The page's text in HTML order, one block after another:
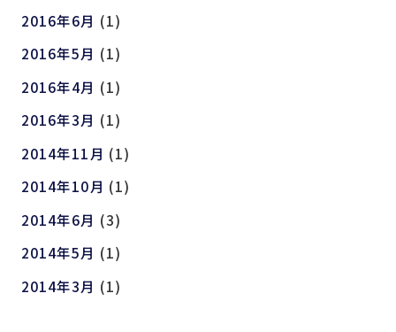
2016年6月 (1)
2016年5月 (1)
2016年4月 (1)
2016年3月 (1)
2014年11月 (1)
2014年10月 (1)
2014年6月 (3)
2014年5月 (1)
2014年3月 (1)